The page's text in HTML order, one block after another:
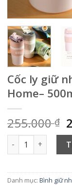
Cốc ly giữ
Home–
255.000₫
Cốc ly giữ nhiệt
Danh mục: Bình giữ